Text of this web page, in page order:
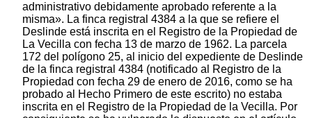
administrativo debidamente aprobado referente a la
misma». La finca registral 4384 a la que se refiere el
Deslinde está inscrita en el Registro de la Propiedad de
La Vecilla con fecha 13 de marzo de 1962. La parcela
172 del polígono 25, al inicio del expediente de Deslinde
de la finca registral 4384 (notificado al Registro de la
Propiedad con fecha 29 de enero de 2016, como se ha
probado al Hecho Primero de este escrito) no estaba
inscrita en el Registro de la Propiedad de la Vecilla. Por